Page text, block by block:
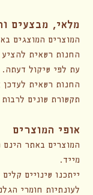
מלאי, מבצעים
המוצרים המוצגים
החנות רשאית
עת לפי שיקול דעתה.
החנות רשאית
תקשורת שונים
אופי המוצרים
המוצרים באתר הינם
מייד.
ייתכנו שינויים
לעונתיות חומרי